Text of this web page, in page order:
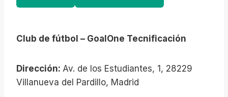
Club de fútbol – GoalOne Tecnificación
Dirección: Av. de los Estudiantes, 1, 28229
Villanueva del Pardillo, Madrid